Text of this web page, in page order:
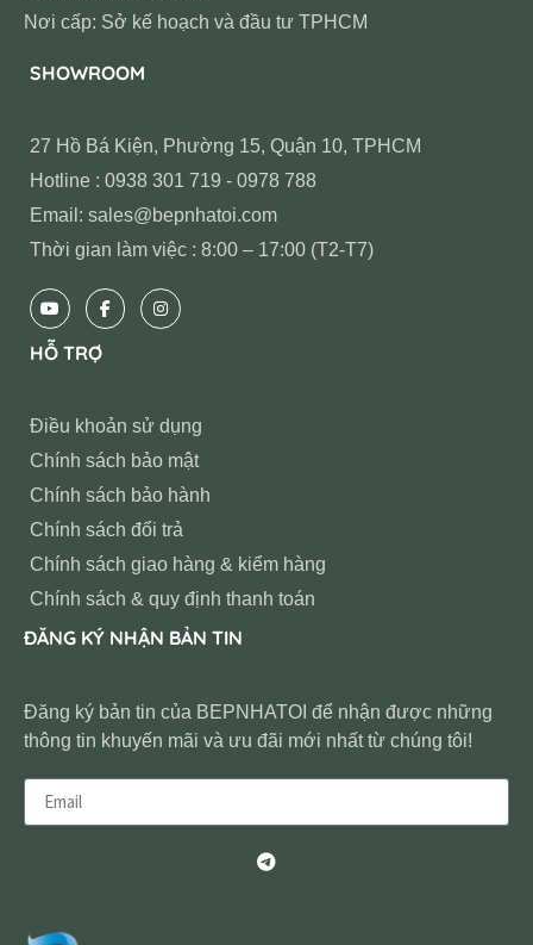
Nơi cấp: Sở kế hoạch và đầu tư TPHCM
SHOWROOM
27 Hồ Bá Kiện, Phường 15, Quận 10, TPHCM
Hotline : 0938 301 719 - 0978 788
Email: sales@bepnhatoi.com
Thời gian làm việc : 8:00 – 17:00 (T2-T7)
HỖ TRỢ
Điều khoản sử dụng
Chính sách bảo mật
Chính sách bảo hành
Chính sách đổi trả
Chính sách giao hàng & kiểm hàng
Chính sách & quy định thanh toán
ĐĂNG KÝ NHẬN BẢN TIN
Đăng ký bản tin của BEPNHATOI để nhận được những
thông tin khuyến mãi và ưu đãi mới nhất từ chúng tôi!